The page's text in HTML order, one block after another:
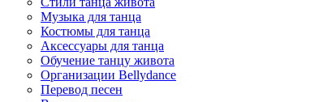
Музыка для танца
Костюмы для танца
Аксессуары для танца
Обучение танцу живота
Организации Bellydance
Перевод песен